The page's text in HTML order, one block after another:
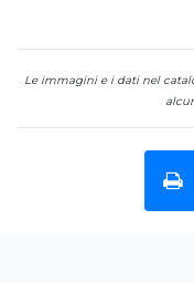
Le immagini e i dati nel